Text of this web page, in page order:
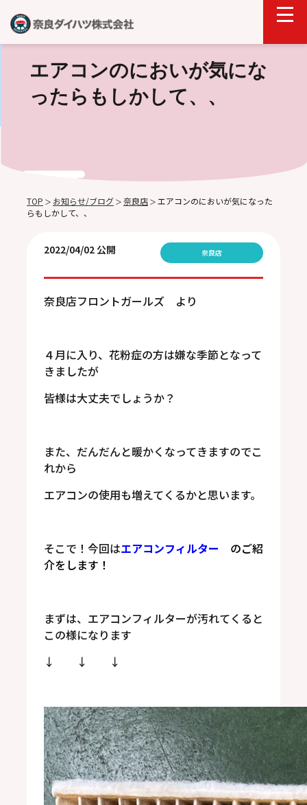
エアコンのにおいが気にな
ったらもしかして、、
TOP ＞ お知らせ/ブログ ＞ 奈良店 ＞ エアコンのにおいが気になった
らもしかして、、
2022/04/02 公開 奈良店
奈良店フロントガールズ より
４月に入り、花粉症の方は嫌な季節となって
きましたが
皆様は大丈夫でしょうか？
また、だんだんと暖かくなってきますのでこ
れから
エアコンの使用も増えてくるかと思います。
そこで！今回はエアコンフィルター のご紹
介をします！
まずは、エアコンフィルターが汚れてくると
この様になります
↓ ↓ ↓